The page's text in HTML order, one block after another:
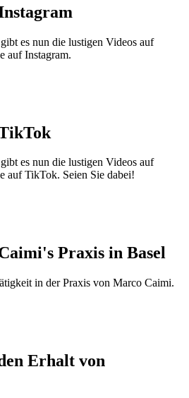
es nun die lustigen Videos auf
auf Instagram.
es nun die lustigen Videos auf
auf TikTok. Seien Sie dabei!
Praxis in Basel
in der Praxis von Marco Caimi.
Erhalt von